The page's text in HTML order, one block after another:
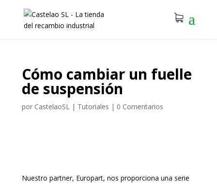
Cómo cambiar un fuelle
de suspensión
por CastelaoSL| Tutoriales | 0 Comentarios
Nuestro partner, Europart, nos proporciona una serie